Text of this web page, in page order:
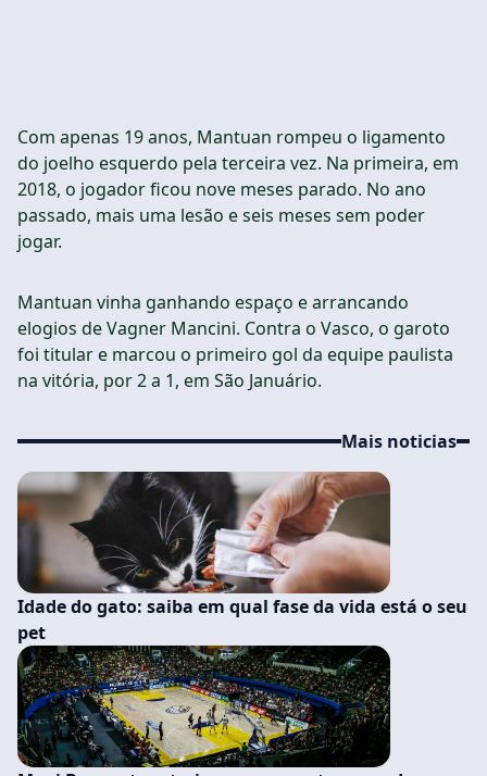
Com apenas 19 anos, Mantuan rompeu o ligamento
do joelho esquerdo pela terceira vez. Na primeira, em
2018, o jogador ficou nove meses parado. No ano
passado, mais uma lesão e seis meses sem poder
jogar.
Mantuan vinha ganhando espaço e arrancando
elogios de Vagner Mancini. Contra o Vasco, o garoto
foi titular e marcou o primeiro gol da equipe paulista
na vitória, por 2 a 1, em São Januário.
Mais noticias
Idade do gato: saiba em qual fase da vida está o seu
pet